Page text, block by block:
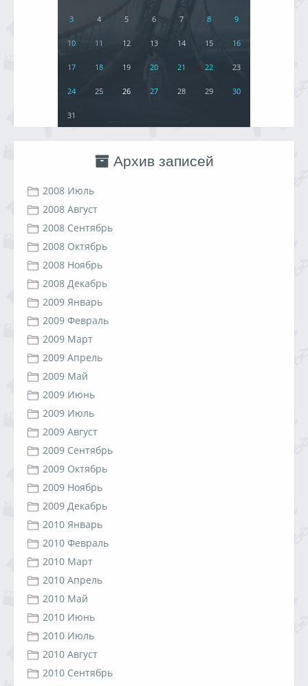
3 4 5 6 7 8 9
10 11 12 13 14 15 16
17 18 19 20 21 22 23
24 25 26 27 28 29 30
31
Архив записей
2008 Июль
2008 Август
2008 Сентябрь
2008 Октябрь
2008 Ноябрь
2008 Декабрь
2009 Январь
2009 Февраль
2009 Март
2009 Апрель
2009 Май
2009 Июнь
2009 Июль
2009 Август
2009 Сентябрь
2009 Октябрь
2009 Ноябрь
2009 Декабрь
2010 Январь
2010 Февраль
2010 Март
2010 Апрель
2010 Май
2010 Июнь
2010 Июль
2010 Август
2010 Сентябрь